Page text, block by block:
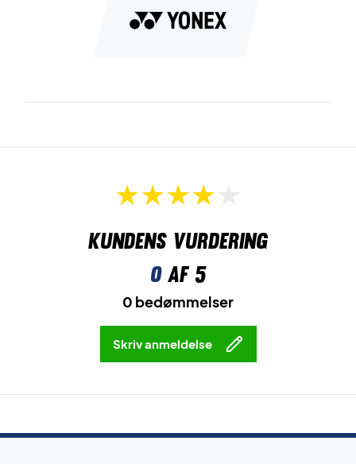
reducerer trykket på storetåen – perfekt til eksplosive
omkring hælen og forbedrer kontakten mellem fod og sko
Spil frit – spil hurtigt – spil komfortabelt med Yonex Aerus
Hvid og grøn.
Kundens vurdering
0af 5
0 bedømmelser
Skriv anmeldelse